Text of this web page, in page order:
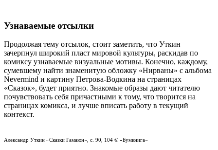
Узнаваемые отсылки
Продолжая тему отсылок, стоит заметить, что Уткин
зачерпнул широкий пласт мировой культуры, раскидав по
комиксу узнаваемые визуальные мотивы. Конечно, каждому,
сумевшему найти знаменитую обложку «Нирваны» с альбома
Nevermind и картину Петрова-Водкина на страницах
«Сказок», будет приятно. Знакомые образы дают читателю
почувствовать себя причастными к тому, что творится на
страницах комикса, и лучше вписать работу в текущий
контекст.
Александр Уткин «Сказки Гамаюн», с. 90, 104 © «Бумкнига»